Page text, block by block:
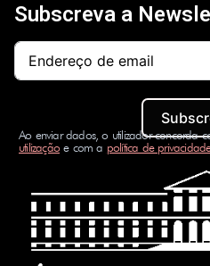
Subscreva a
Ao enviar dados, o utilizador concorda
utilizaçãoe com a política de